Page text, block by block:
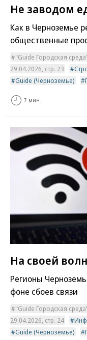
Не заводом
Как в Черноземье
общественные
"Guide Городская
29.04.2026, стр. 23
Guide (Черноземье)
7 мин.
На своей
Регионы
фоне сбоев связи
"Guide Городская
29.04.2026, стр. 24
Guide (Черноземье)